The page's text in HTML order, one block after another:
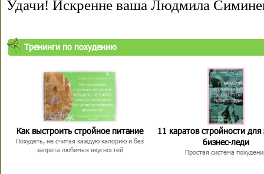
Удачи! Искренне ваша Людмила
Тренинги по похудению
Как выстроить стройное питание
Похудеть, не считая каждую калорию и без
запрета любимых вкусностей
11 каратов стройности для
бизнес-леди
Простая система